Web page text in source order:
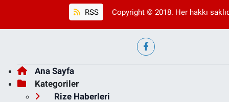
RSS Copyright © 2018. Her hakkı
Ana Sayfa
Kategoriler
Rize Haberleri